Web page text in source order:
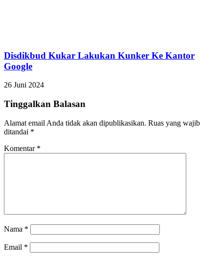
Disdikbud Kukar Lakukan Kunker Ke Kantor
Google
26 Juni 2024
Tinggalkan Balasan
Alamat email Anda tidak akan dipublikasikan. Ruas yang wajib
ditandai *
Komentar *
Nama *
Email *